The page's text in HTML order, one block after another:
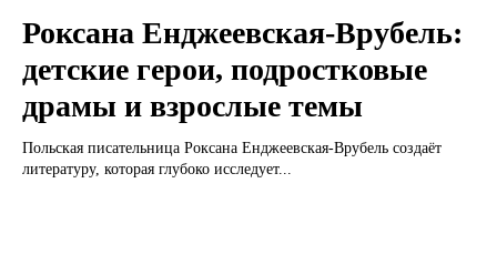
Роксана Енджеевская-Врубель:
детские герои, подростковые
драмы и взрослые темы
Польская писательница Роксана Енджеевская-Врубель создаёт
литературу, которая глубоко исследует...